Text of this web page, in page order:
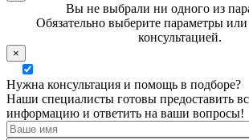
Вы не выбрали ни одного из
Обязательно выберите параметры или
консультацией.
×
Нужна консультация и помощь в подборе?
Наши специалисты готовы предоставить
информацию и ответить на ваши вопросы!